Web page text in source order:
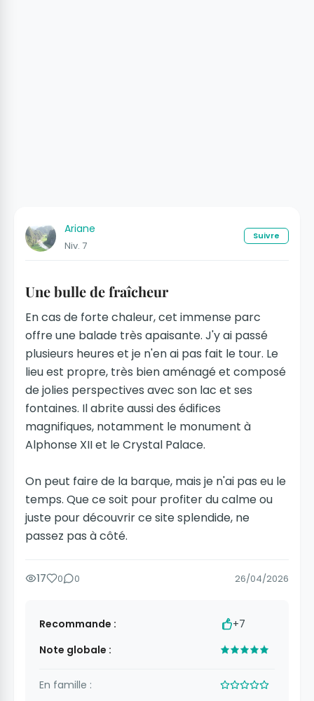
Ariane
Niv. 7
Suivre
Une bulle de fraîcheur
En cas de forte chaleur, cet immense parc
offre une balade très apaisante. J'y ai passé
plusieurs heures et je n'en ai pas fait le tour. Le
lieu est propre, très bien aménagé et composé
de jolies perspectives avec son lac et ses
fontaines. Il abrite aussi des édifices
magnifiques, notamment le monument à
Alphonse XII et le Crystal Palace.
On peut faire de la barque, mais je n'ai pas eu le
temps. Que ce soit pour profiter du calme ou
juste pour découvrir ce site splendide, ne
passez pas à côté.
17 0 0 26/04/2026
Recommande :
+7
Note globale :
En famille :